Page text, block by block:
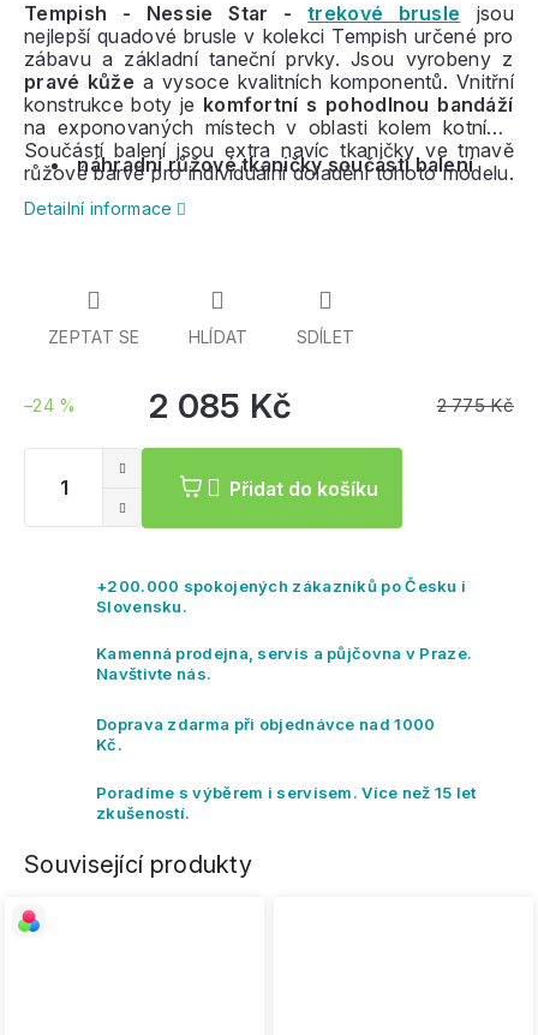
2 775 Kč
–24 % 2 085 Kč
cena:
Přidat do košíku
Tempish - Nessie Star -trekové brusle
jsou
nejlepší quadové brusle v kolekci Tempish určené pro
zábavu a základní taneční prvky. Jsou vyrobeny z
pravé kůže a vysoce kvalitních komponentů. Vnitřní
konstrukce boty je komfortní s pohodlnou bandáží
na exponovaných místech v oblasti kolem kotníků.
Součástí balení jsou extra navíc tkaničky ve tmavě
růžové barvě pro individuální doladění tohoto modelu.
Pokud někdo hledá kvalitní a komfortní brusle, tohle je
nejlepší volba, jsou
je vybavena měkkou výstelkou pro umožnění
volnějšího pohybu chodidla v botě. Vyztužený,
anatomicky tvarovaný jazyk se jednoduše přizpůsobí
náhradní růžové tkaničky součástí balení
Detailní informace
ZEPTAT SE HLÍDAT SDÍLET
+200.000 spokojených zákazníků po Česku i
Slovensku.
Kamenná prodejna, servis a půjčovna v Praze.
Navštivte nás.
Doprava zdarma při objednávce nad 1000
Kč.
Poradíme s výběrem i servisem. Více než 15 let
zkušeností.
Související produkty